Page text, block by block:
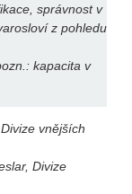
správnost v
z pohledu
kapacita v
vnějších
Divize